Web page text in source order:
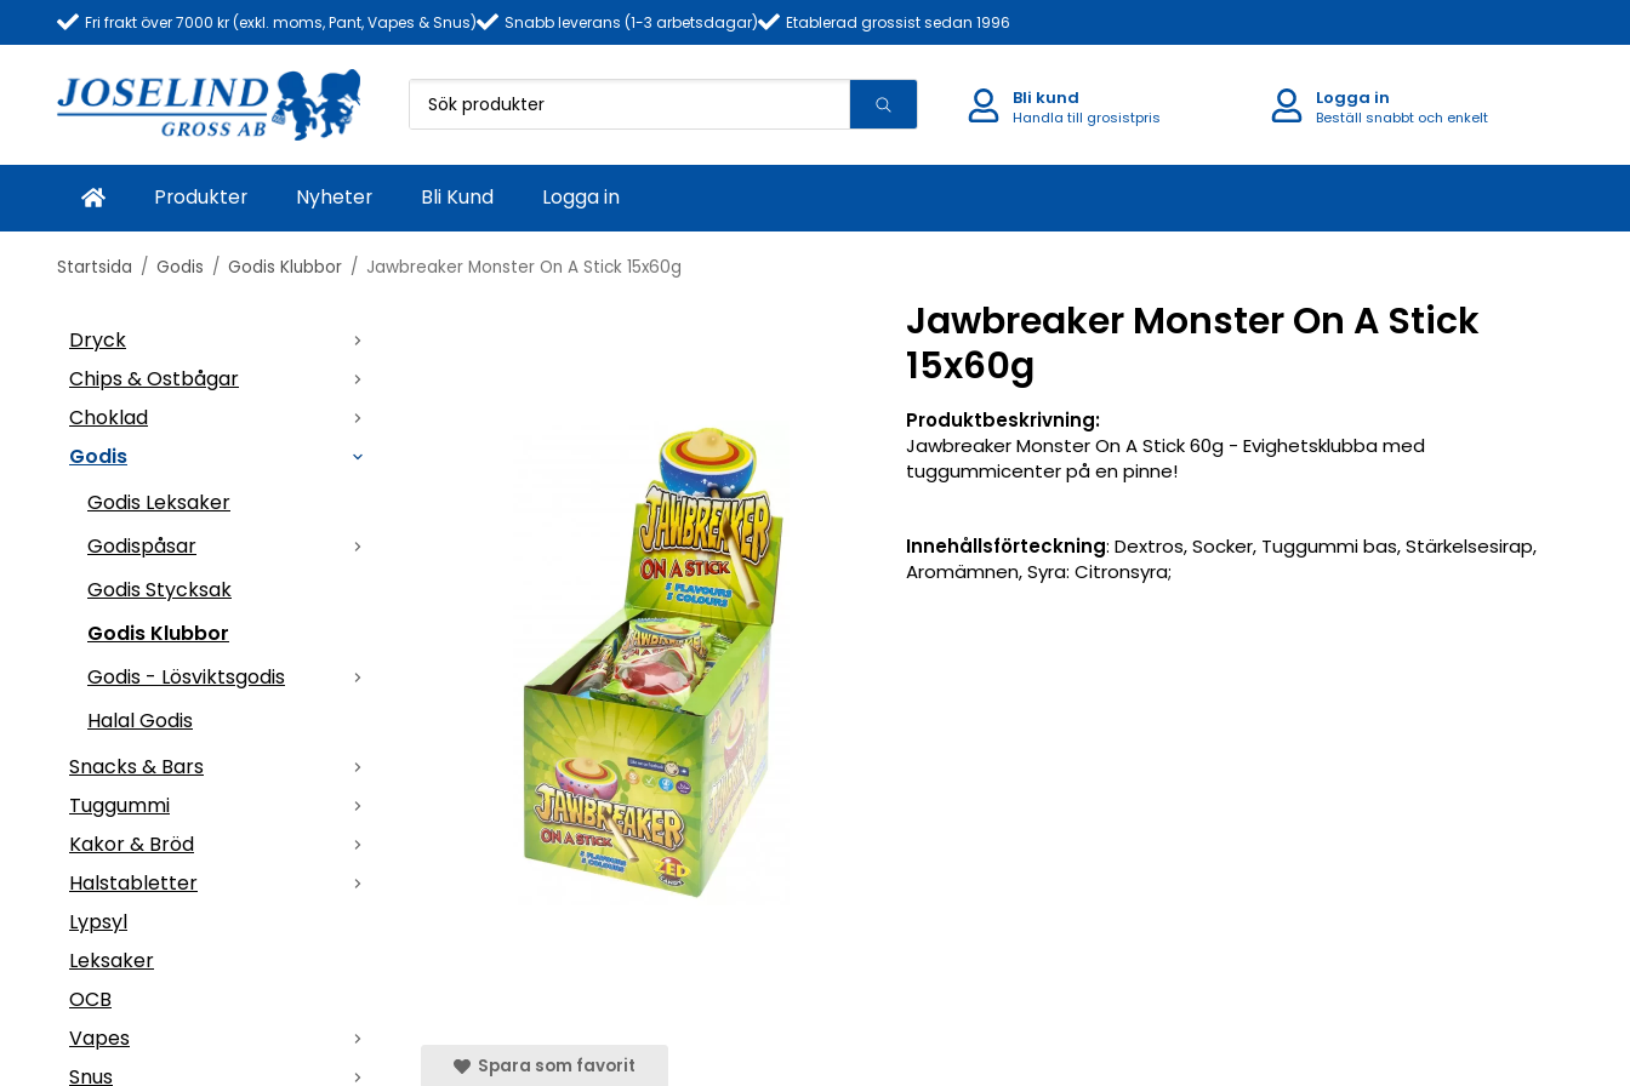
Fri frakt över 7000 kr (exkl. moms, Pant, Vapes & Snus) Snabb leverans (1-3 arbetsdagar) Etablerad grossist sedan 1996
Bli kund
Handla till grosistpris
Logga in
Beställ snabbt och enkelt
Produkter Nyheter Bli Kund Logga in
Startsida / Godis / Godis Klubbor / Jawbreaker Monster On A Stick 15x60g
Dryck
Chips & Ostbågar
Choklad
Godis
Godis Leksaker
Godispåsar
Godis Stycksak
Godis Klubbor
Godis - Lösviktsgodis
Halal Godis
Snacks & Bars
Tuggummi
Kakor & Bröd
Halstabletter
Lypsyl
Leksaker
OCB
Vapes
Snus
Jawbreaker Monster On A Stick
15x60g
Produktbeskrivning:
Jawbreaker Monster On A Stick 60g - Evighetsklubba med
tuggummicenter på en pinne!
Innehållsförteckning: Dextros, Socker, Tuggummi bas, Stärkelsesirap,
Aromämnen, Syra: Citronsyra;
Spara som favorit